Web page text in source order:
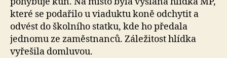
které se podařilo u viaduktu koně odchytit a
odvést do školního statku, kde ho předala
jednomu ze zaměstnanců. Záležitost hlídka
vyřešila domluvou.